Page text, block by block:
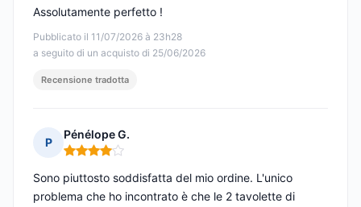
Pubblicato il 11/07/2026 à 23h28
a seguito di un acquisto di 25/06/2026
Assolutamente perfetto !
Recensione tradotta
P
Pénélope G.
Nota: 4 su 5
Sono piuttosto soddisfatta del mio ordine. L'unico
problema che ho incontrato è che le 2 tavolette di